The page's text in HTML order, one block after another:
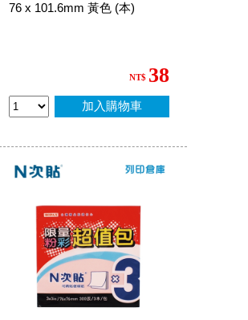
76 x 101.6mm 黃色 (本)
NT$ 38
加入購物車